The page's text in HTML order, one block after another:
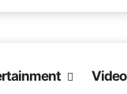
Video